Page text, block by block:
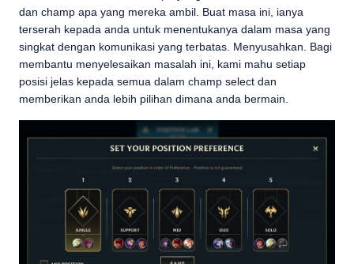
dan champ apa yang mereka ambil. Buat masa ini, ianya
terserah kepada anda untuk menentukanya dalam masa yang
singkat dengan komunikasi yang terbatas. Menyusahkan. Bagi
membantu menyelesaikan masalah ini, kami mahu setiap
posisi jelas kepada semua dalam champ select dan
memberikan anda lebih pilihan dimana anda bermain.